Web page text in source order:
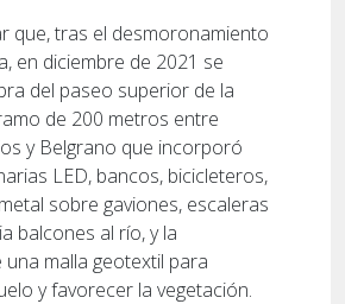
que, tras el desmoronamiento
en diciembre de 2021 se
del paseo superior de la
de 200 metros entre
y Belgrano que incorporó
LED, bancos, bicicleteros,
sobre gaviones, escaleras
balcones al río, y la
una malla geotextil para
y favorecer la vegetación.